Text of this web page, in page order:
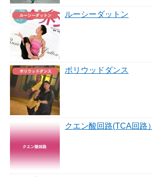
ルーシーダットン
ボリウッドダンス
クエン酸回路(TCA回路）